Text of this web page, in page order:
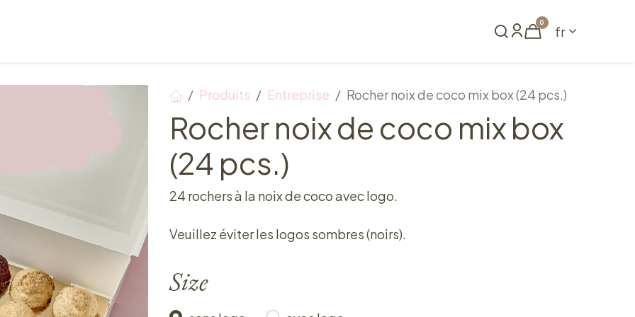
0
fr
Produits Entreprise Rocher noix de coco mix box (24 pcs.)
Rocher noix de coco mix box
(24 pcs.)
24 rochers à la noix de coco avec logo.
Veuillez éviter les logos sombres (noirs).
Size